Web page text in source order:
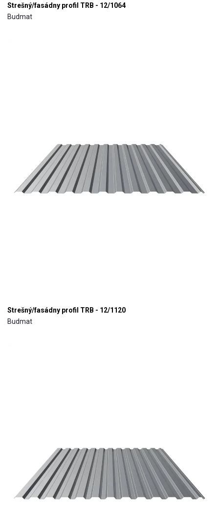
Strešný/fasádny profil TRB - 12/1064
Budmat
Strešný/fasádny profil TRB - 12/1120
Budmat